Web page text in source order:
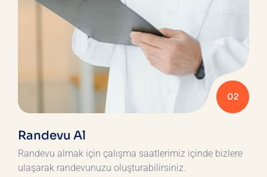
02
Randevu Al
Randevu almak için çalışma saatlerimiz içinde bizlere
ulaşarak randevunuzu oluşturabilirsiniz.